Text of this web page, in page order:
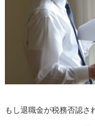
もし退職金が税務否認